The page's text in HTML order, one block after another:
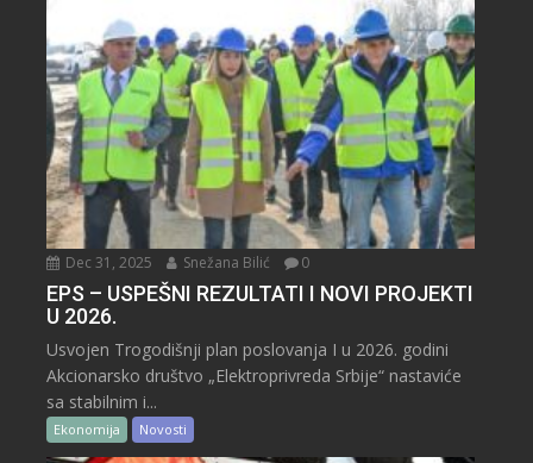
Dec 31, 2025 Snežana Bilić 0
EPS – USPEŠNI REZULTATI I NOVI PROJEKTI
U 2026.
Usvojen Trogodišnji plan poslovanja I u 2026. godini
Akcionarsko društvo „Elektroprivreda Srbije“ nastaviće
sa stabilnim i...
Ekonomija Novosti